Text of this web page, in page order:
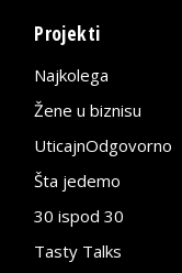
Projekti
Najkolega
Žene u biznisu
UticajnOdgovorno
Šta jedemo
30 ispod 30
Tasty Talks